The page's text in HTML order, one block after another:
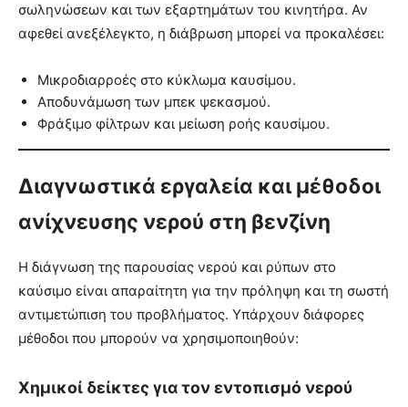
σωληνώσεων και των εξαρτημάτων του κινητήρα. Αν
αφεθεί ανεξέλεγκτο, η διάβρωση μπορεί να προκαλέσει:
Μικροδιαρροές στο κύκλωμα καυσίμου.
Αποδυνάμωση των μπεκ ψεκασμού.
Φράξιμο φίλτρων και μείωση ροής καυσίμου.
Διαγνωστικά εργαλεία και μέθοδοι
ανίχνευσης νερού στη βενζίνη
Η διάγνωση της παρουσίας νερού και ρύπων στο
καύσιμο είναι απαραίτητη για την πρόληψη και τη σωστή
αντιμετώπιση του προβλήματος. Υπάρχουν διάφορες
μέθοδοι που μπορούν να χρησιμοποιηθούν:
Χημικοί δείκτες για τον εντοπισμό νερού